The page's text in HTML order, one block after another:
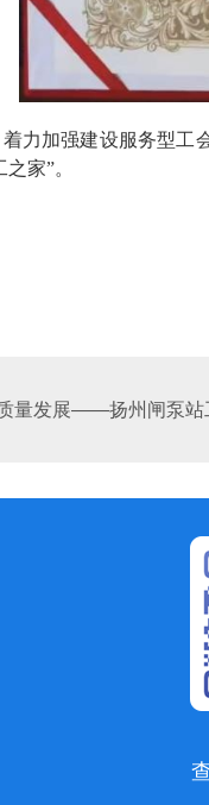
力加强建设服务型
家”。
量发展——扬州闸泵站